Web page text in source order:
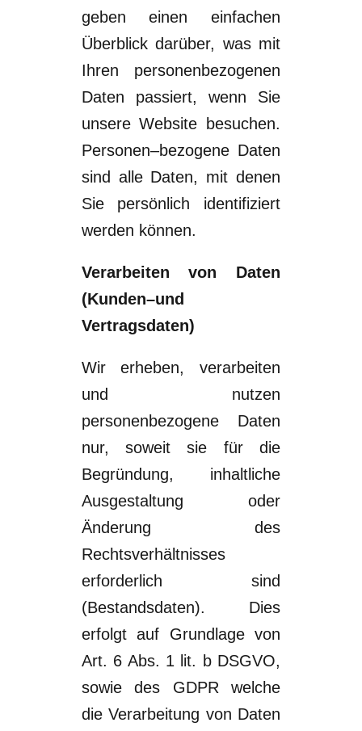
geben einen einfachen
Überblick darüber, was mit
Ihren personenbezogenen
Daten passiert, wenn Sie
unsere Website besuchen.
Personen–bezogene Daten
sind alle Daten, mit denen
Sie persönlich identifiziert
werden können.
Verarbeiten von Daten
(Kunden–und
Vertragsdaten)
Wir erheben, verarbeiten
und nutzen
personenbezogene Daten
nur, soweit sie für die
Begründung, inhaltliche
Ausgestaltung oder
Änderung des
Rechtsverhältnisses
erforderlich sind
(Bestandsdaten). Dies
erfolgt auf Grundlage von
Art. 6 Abs. 1 lit. b DSGVO,
sowie des GDPR welche
die Verarbeitung von Daten